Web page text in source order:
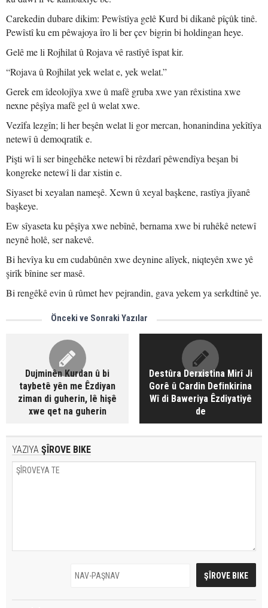
Carekedin dubare dikim: Pewîstîya gelê Kurd bi dikanê pîçûk tinê.
Pewîstî ku em pêwajoya îro li ber çev bigrin bi holdingan heye.
Gelê me li Rojhilat û Rojava vê rastîyê îspat kir.
“Rojava û Rojhilat yek welat e, yek welat.”
Gerek em îdeolojîya xwe û mafê gruba xwe yan rêxistina xwe
nexne pêşîya mafê gel û welat xwe.
Vezîfa lezgîn; li her beşên welat li gor mercan, honanindina yekîtîya
netewî û demoqratik e.
Pişti wî li ser bingehêke netewî bi rêzdarî pêwendîya beşan bi
kongreke netewî li dar xistin e.
Siyaset bi xeyalan nameşê. Xewn û xeyal başkene, rastîya jîyanê
başkeye.
Ew sîyaseta ku pêşîya xwe nebînê, bernama xwe bi ruhêkê netewî
neynê holê, ser nakevê.
Bi hevîya ku em cudabûnên xwe deynine alîyek, niqteyên xwe yê
şirîk bînine ser masê.
Bi rengêkê evin û rûmet hev pejrandin, gava yekem ya serkdtinê ye.
Önceki ve Sonraki Yazılar
Dujminên Kurdan û bi
taybetê yên me Êzdiyan
ziman di guherin, lê hişê
xwe qet na guherin
Destûra Derxistina Mirî Ji
Gorê û Cardin Definkirina
Wî di Baweriya Êzdiyatiyê
de
YAZIYA ŞÎROVE BIKE